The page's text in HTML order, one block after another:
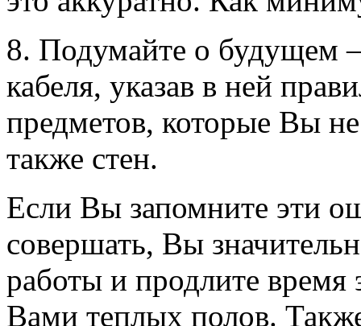
8. Подумайте о будущем
кабеля, указав в ней
предметов, которые Вы
также стен.
Если Вы запомните эти
совершать, Вы
работы и продлите время
Вами теплых полов.